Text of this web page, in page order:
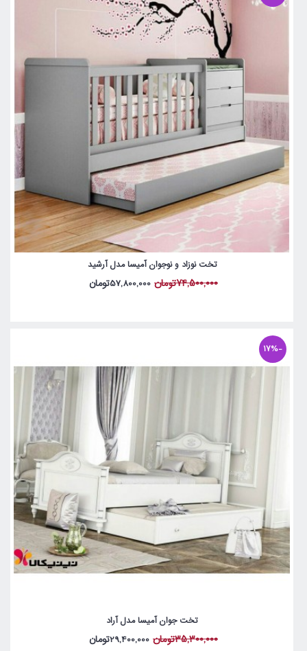
تخت نوزاد و نوجوان آمیسا مدل آرشید
74,500,000تومان 57,800,000تومان
-17%
تخت جوان آمیسا مدل آراد
35,300,000تومان 29,400,000تومان